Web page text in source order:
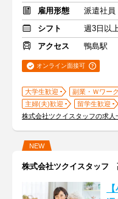
雇用形態
派遣社員
シフト
週3日以
アクセス
鴨島駅
オンライン面接可
大学生歓迎 副業・Ｗワー
主婦(夫)歓迎
留学生歓迎
株式会社ツクイスタッフの求人
NEW
株式会社ツクイスタッフ